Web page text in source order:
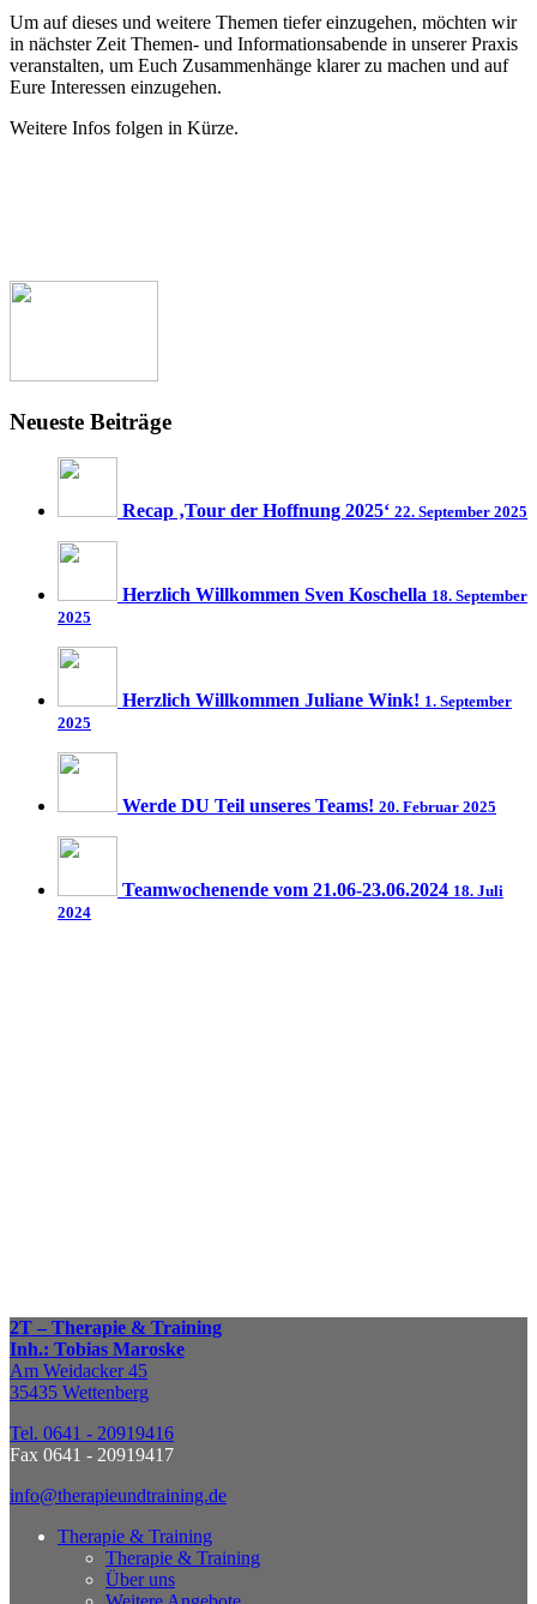
Um auf dieses und weitere Themen tiefer einzugehen, möchten wir
in nächster Zeit Themen- und Informationsabende in unserer Praxis
veranstalten, um Euch Zusammenhänge klarer zu machen und auf
Eure Interessen einzugehen.
Weitere Infos folgen in Kürze.
Neueste Beiträge
Recap ‚Tour der Hoffnung 2025‘ 22. September 2025
Herzlich Willkommen Sven Koschella 18. September
2025
Herzlich Willkommen Juliane Wink! 1. September
2025
Werde DU Teil unseres Teams! 20. Februar 2025
Teamwochenende vom 21.06-23.06.2024 18. Juli
2024
2T – Therapie & Training
Inh.: Tobias Maroske
Am Weidacker 45
35435 Wettenberg
Tel. 0641 - 20919416
Fax 0641 - 20919417
info@therapieundtraining.de
Therapie & Training
Therapie & Training
Über uns